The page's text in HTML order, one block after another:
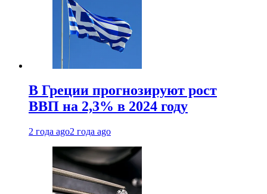
В Греции прогнозируют рост
ВВП на 2,3% в 2024 году
2 года ago2 года ago